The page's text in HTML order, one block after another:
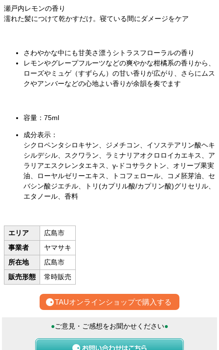
瀬戸内レモンの香り
濡れた髪につけて乾かすだけ。寝ている間にダメージをケア
さわやかな中にも甘美さ漂うシトラスフローラルの香り
レモンやグレープフルーツなどの爽やかな柑橘系の香りから、
ローズやミュゲ（すずらん）の甘い香りが広がり、さらにムス
クやアンバーなどの心地よい香りが余韻を奏でます
容量：75ml
成分表示：
シクロペンタシロキサン、ジメチコン、イソステアリン酸ヘキ
シルデシル、スクワラン、ラミナリアオクロロイカエキス、ア
ラリアエスクレンタエキス、γ-ドコサラクトン、オリーブ果実
油、ローヤルゼリーエキス、トコフェロール、コメ胚芽油、セ
バシン酸ジエチル、トリ(カプリル酸/カプリン酸)グリセリル、
エタノール、香料
エリア
広島市
事業者
ヤマサキ
所在地
広島市
販売形態
常時販売
TAUオンラインショップで購入する
●ご意見・ご感想をお聞かせください●